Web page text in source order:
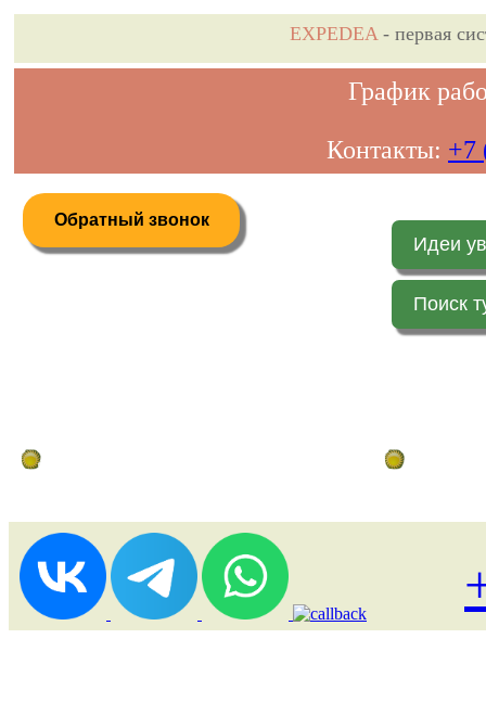
EXPEDEA- первая
График
Контакты: +7
Обратный звонок
Идеи
Поиск
Дистанционное бронирование туров